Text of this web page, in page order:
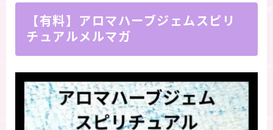
【有料】アロマハーブジェムスピリ
チュアルメルマガ